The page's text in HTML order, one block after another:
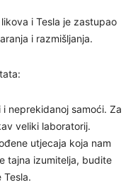
i Tesla je zastupao
i razmišljanja.
neprekidanoj samoći. Za
veliki laboratorij.
utjecaja koja nam
tajna izumitelja, budite
Tesla.